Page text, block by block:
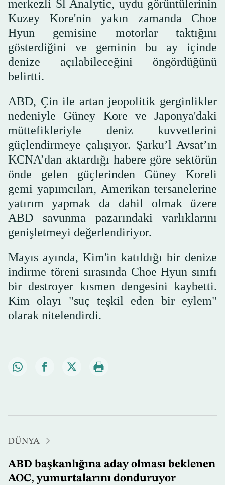
merkezli Sl Analytic, uydu görüntülerinin
Kuzey Kore'nin yakın zamanda Choe
Hyun gemisine motorlar taktığını
gösterdiğini ve geminin bu ay içinde
denize açılabileceğini öngördüğünü
belirtti.
ABD, Çin ile artan jeopolitik gerginlikler
nedeniyle Güney Kore ve Japonya'daki
müttefikleriyle deniz kuvvetlerini
güçlendirmeye çalışıyor. Şarku’l Avsat’ın
KCNA’dan aktardığı habere göre sektörün
önde gelen güçlerinden Güney Koreli
gemi yapımcıları, Amerikan tersanelerine
yatırım yapmak da dahil olmak üzere
ABD savunma pazarındaki varlıklarını
genişletmeyi değerlendiriyor.
Mayıs ayında, Kim'in katıldığı bir denize
indirme töreni sırasında Choe Hyun sınıfı
bir destroyer kısmen dengesini kaybetti.
Kim olayı "suç teşkil eden bir eylem"
olarak nitelendirdi.
DÜNYA
ABD başkanlığına aday olması beklenen
AOC, yumurtalarını donduruyor